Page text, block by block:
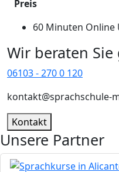
Preis
60 Minuten
Wir beraten Sie
06103 - 270 0 120
kontakt@sprachschule-
Kontakt
Unsere Partner
Bild